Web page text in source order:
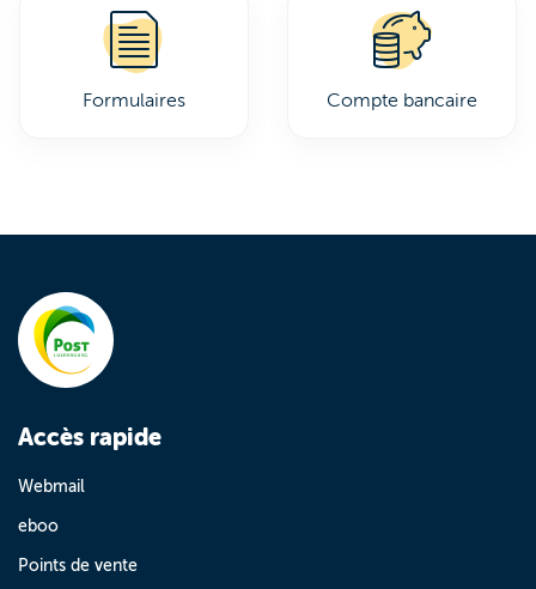
Formulaires Compte bancaire
Accès rapide
Webmail
eboo
Points de vente